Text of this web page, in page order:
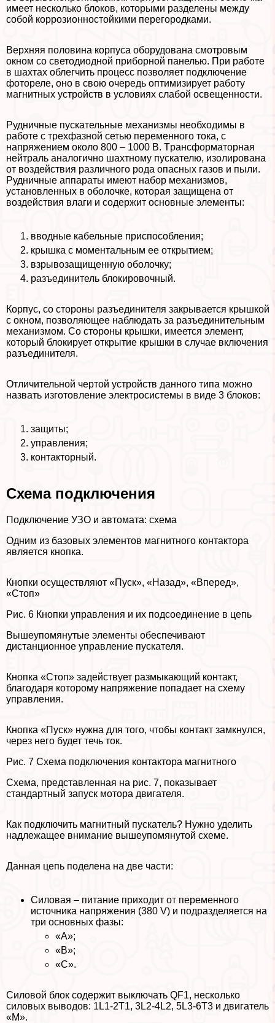
имеет несколько блоков, которыми разделены между
собой коррозионностойкими перегородками.
Верхняя половина корпуса оборудована смотровым
окном со светодиодной приборной панелью. При работе
в шахтах облегчить процесс позволяет подключение
фотореле, оно в свою очередь оптимизирует работу
магнитных устройств в условиях слабой освещенности.
Рудничные пускательные механизмы необходимы в
работе с трехфазной сетью переменного тока, с
напряжением около 800 – 1000 В. Tрaнcформаторная
нейтраль аналогично шахтному пускателю, изолирована
от воздействия различного рода опасных газов и пыли.
Рудничные аппараты имеют набор механизмов,
установленных в оболочке, которая защищена от
воздействия влаги и содержит основные элементы:
вводные кабельные приспособления;
крышка с моментальным ее открытием;
взрывозащищенную оболочку;
разъединитель блокировочный.
Корпус, со стороны разъединителя закрывается крышкой
с окном, позволяющее наблюдать за разъединительным
механизмом. Со стороны крышки, имеется элемент,
который блокирует открытие крышки в случае включения
разъединителя.
Отличительной чертой устройств данного типа можно
назвать изготовление электросистемы в виде 3 блоков:
защиты;
управления;
контакторный.
Схема подключения
Подключение УЗО и автомата: схема
Одним из базовых элементов магнитного контактора
является кнопка.
Кнопки осуществляют «Пуск», «Назад», «Вперед»,
«Стоп»
Рис. 6 Кнопки управления и их подсоединение в цепь
Вышеупомянутые элементы обеспечивают
дистанционное управление пускателя.
Кнопка «Стоп» задействует размыкающий контакт,
благодаря которому напряжение попадает на схему
управления.
Кнопка «Пуск» нужна для того, чтобы контакт замкнулся,
через него будет течь ток.
Рис. 7 Схема подключения контактора магнитного
Схема, представленная на рис. 7, показывает
стандартный запуск мотора двигателя.
Как подключить магнитный пускатель? Нужно уделить
надлежащее внимание вышеупомянутой схеме.
Данная цепь поделена на две части:
Силовая – питание приходит от переменного
источника напряжения (380 V) и подразделяется на
три основных фазы:
«А»;
«В»;
«С».
Силовой блок содержит выключать QF1, несколько
силовых выводов: 1L1-2T1, 3L2-4L2, 5L3-6T3 и двигатель
«М».